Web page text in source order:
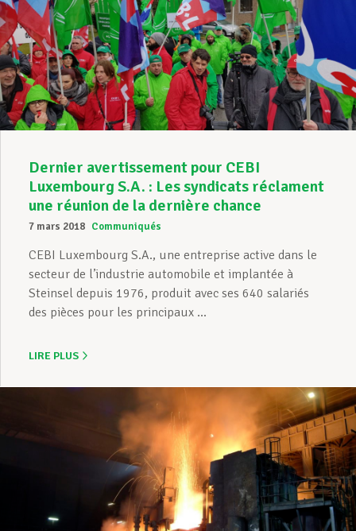
Dernier avertissement pour CEBI
Luxembourg S.A. : Les syndicats réclament
une réunion de la dernière chance
7 mars 2018 Communiqués
CEBI Luxembourg S.A., une entreprise active dans le
secteur de l’industrie automobile et implantée à
Steinsel depuis 1976, produit avec ses 640 salariés
des pièces pour les principaux ...
LIRE PLUS